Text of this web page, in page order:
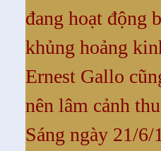
đang hoạt động
khủng hoảng
Ernest Gallo
nên lâm cảnh
Sáng ngày 21/